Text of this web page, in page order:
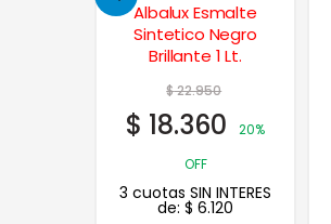
Bloqueador de
Humedad
Antihumedad 1 Lt.
$15.461
$ 10.050
35%
OFF
3 cuotas SIN INTERES
de: $3.350